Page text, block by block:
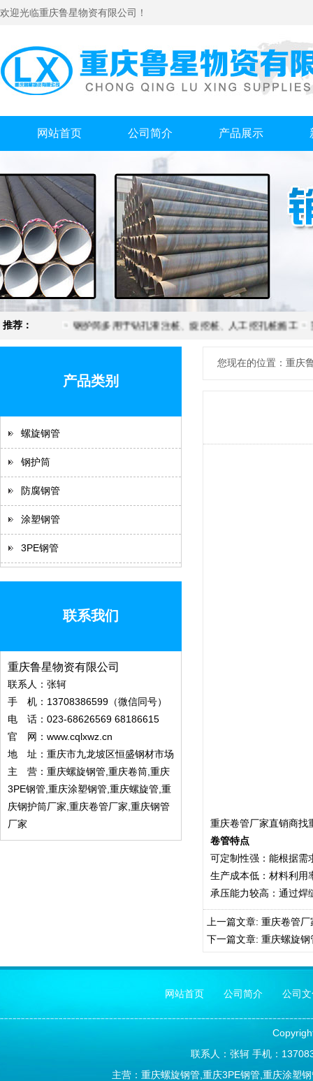
欢迎光临重庆鲁星物资有限公司！
网站首页 公司简介 产品展示
推荐： 钢护筒多用于钻孔灌注桩、旋挖桩、人工挖孔桩施工
产品类别
螺旋钢管
钢护筒
防腐钢管
涂塑钢管
3PE钢管
联系我们
重庆鲁星物资有限公司
联系人：张轲
手 机：13708386599（微信同号）
电 话：023-68626569 68186615
官 网： www.cqlxwz.cn
地 址：重庆市九龙坡区恒盛钢材市场
主 营：重庆螺旋钢管,重庆卷筒,重庆
3PE钢管,重庆涂塑钢管,重庆螺旋管,重
庆钢护筒厂家,重庆卷管厂家,重庆钢管
厂家
您现在的位置：重庆
重庆卷管厂家直销商找
卷管特点
可定制性强：能根据需
生产成本低：材料利用
承压能力较高：通过焊
上一篇文章: 重庆卷管厂
下一篇文章: 重庆螺旋钢
网站首页 公司简介 公司
联系人：张轲 手机：
主营：重庆螺旋钢管,重庆3PE钢管,重庆涂塑